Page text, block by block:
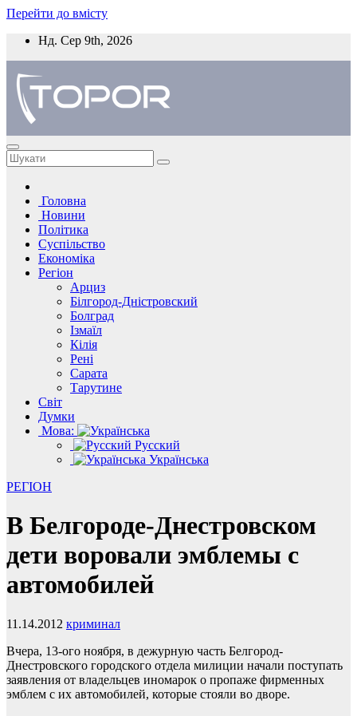
Перейти до вмісту
Нд. Сер 9th, 2026
Головна
Новини
Політика
Суспільство
Економіка
Регіон
Арциз
Білгород-Дністровский
Болград
Ізмаїл
Кілія
Рені
Сарата
Тарутине
Світ
Думки
Мова:
Русский
Українська
РЕГІОН
В Белгороде-Днестровском
дети воровали эмблемы с
автомобилей
11.14.2012 криминал
Вчера, 13-ого ноября, в дежурную часть Белгород-
Днестровского городского отдела милиции начали поступать
заявления от владельцев иномарок о пропаже фирменных
эмблем с их автомобилей, которые стояли во дворе.